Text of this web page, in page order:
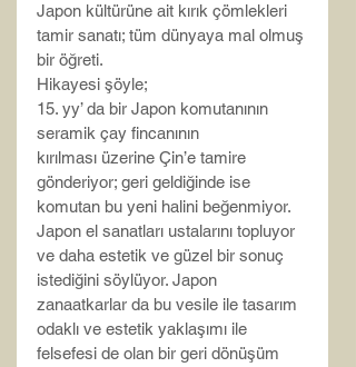
Japon kültürüne ait kırık çömlekleri
tamir sanatı; tüm dünyaya mal olmuş
bir öğreti.
Hikayesi şöyle;
15. yy’ da bir Japon komutanının
seramik çay fincanının
kırılması üzerine Çin’e tamire
gönderiyor; geri geldiğinde ise
komutan bu yeni halini beğenmiyor.
Japon el sanatları ustalarını topluyor
ve daha estetik ve güzel bir sonuç
istediğini söylüyor. Japon
zanaatkarlar da bu vesile ile tasarım
odaklı ve estetik yaklaşımı ile
felsefesi de olan bir geri dönüşüm